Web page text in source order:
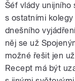
Šéf vlády unijního
s ostatními
dnešního
něj se už
možné řešit jen
Recept má být